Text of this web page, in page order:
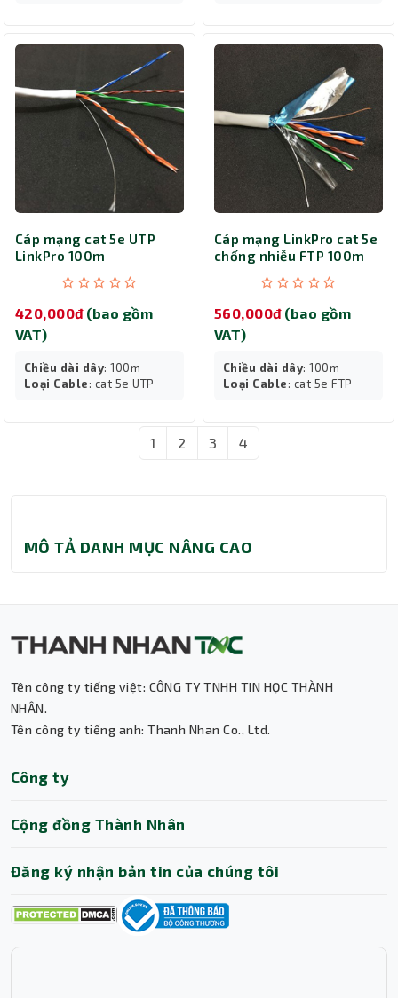
Cáp mạng cat 5e UTP
LinkPro 100m
420,000đ (bao gồm
VAT)
Chiều dài dây: 100m
Loại Cable: cat 5e UTP
Cáp mạng LinkPro cat 5e
chống nhiễu FTP 100m
560,000đ (bao gồm
VAT)
Chiều dài dây: 100m
Loại Cable: cat 5e FTP
1 2 3 4
MÔ TẢ DANH MỤC NÂNG CAO
Tên công ty tiếng việt: CÔNG TY TNHH TIN HỌC THÀNH
NHÂN.
Tên công ty tiếng anh: Thanh Nhan Co., Ltd.
Công ty
Cộng đồng Thành Nhân
Đăng ký nhận bản tin của chúng tôi
Trợ lý AI • Phản hồi tức thì